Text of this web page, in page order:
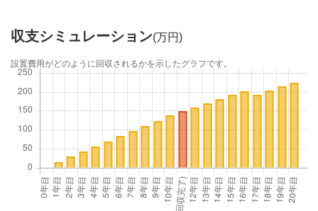
収支シミュレーション(万円)
設置費用がどのように回収されるかを示したグラフです。